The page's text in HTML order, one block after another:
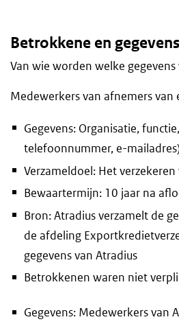
Betrokkene en gegevens
Van wie worden welke
Medewerkers van afnemers
Gegevens: Organisatie,
telefoonnummer, e-
Verzameldoel: Het
Bewaartermijn: 10 jaar na
Bron: Atradius verzamelt de
de afdeling
gegevens van Atradius
Betrokkenen waren niet
Gegevens: Medewerkers van